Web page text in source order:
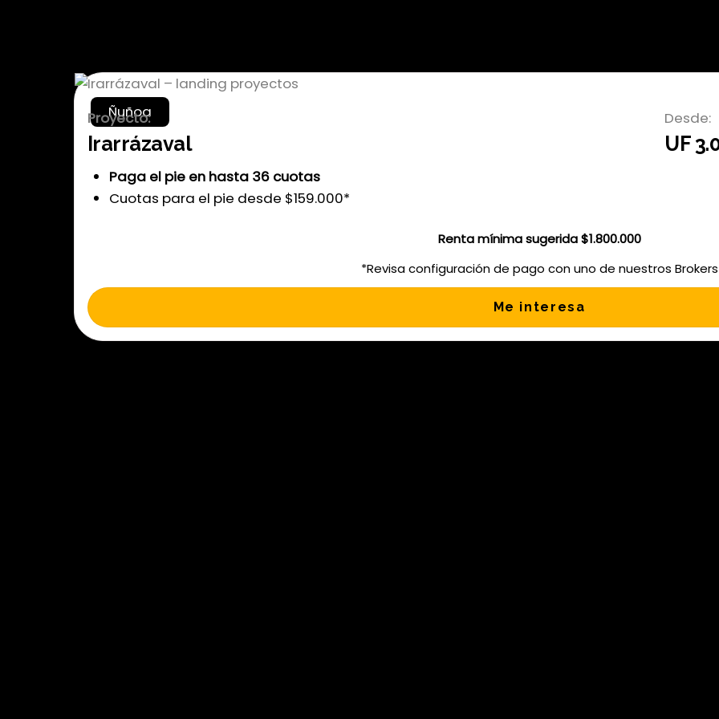
Ñuñoa
Proyecto:
Irarrázaval
Paga el pie en hasta 36 cuotas
Cuotas para el pie desde $159.000*
Desde:
UF
Renta mínima sugerida $1.800.000
*Revisa configuración de pago con uno de nuestros Brokers
Me interesa